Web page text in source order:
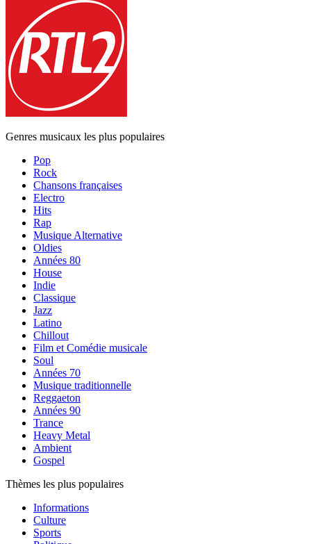
Genres musicaux les plus populaires
Pop
Rock
Chansons françaises
Electro
Hits
Rap
Musique Alternative
Oldies
Années 80
House
Indie
Classique
Jazz
Latino
Chillout
Film et Comédie musicale
Soul
Années 70
Musique traditionnelle
Reggaeton
Années 90
Trance
Heavy Metal
Ambient
Gospel
Thèmes les plus populaires
Informations
Culture
Sports